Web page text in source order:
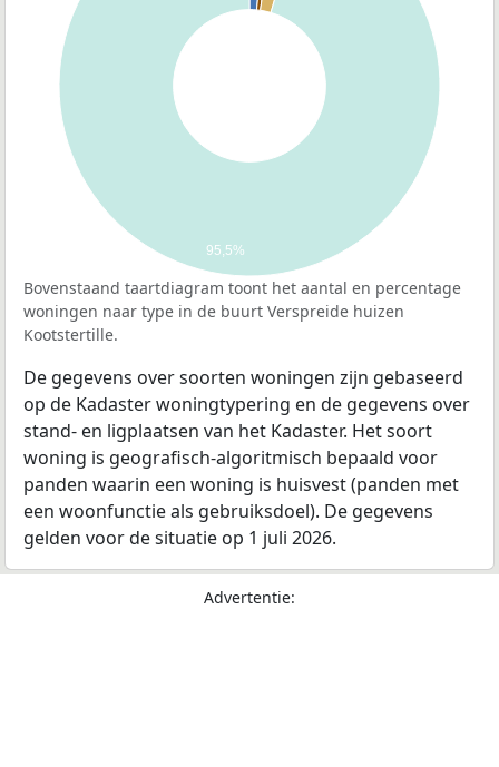
95,5%
Bovenstaand taartdiagram toont het aantal en percentage
woningen naar type in de buurt Verspreide huizen
Kootstertille.
De gegevens over soorten woningen zijn gebaseerd
op de Kadaster woningtypering en de gegevens over
stand- en ligplaatsen van het Kadaster. Het soort
woning is geografisch-algoritmisch bepaald voor
panden waarin een woning is huisvest (panden met
een woonfunctie als gebruiksdoel). De gegevens
gelden voor de situatie op 1 juli 2026.
Advertentie: